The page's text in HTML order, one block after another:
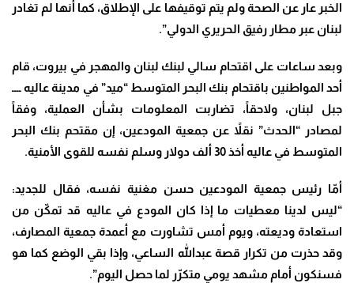
الخبر عار عن الصحة ولم يتم توقيفها على الإطلاق، كما أنها لم تغادر
لبنان عبر مطار رفيق الحريري الدولي”.
وبعد ساعات على اقتحام سالي لبنك لبنان والمهجر في بيروت، قام
أحد المواطنين باقتحام بنك البحر المتوسط “ميد” في مدينة عاليه ــــ
جبل لبنان، ولاحقاً، تضاربت المعلومات بشأن العملية، وفقاً
لمصادر “الحدث” نقلاً عن جمعية المودعين، إن مقتحم بنك البحر
المتوسط في عاليه أخذ 30 ألف دولار وسلم نفسه للقوى الأمنية.
أمّا رئيس جمعية المودعين حسن مغنية نفسه، فقال للجديد:
“ليس لدينا معطيات ما إذا كان المودع في عاليه قد تمكّن من
استعادة وديعته، ويوم أمس تشاورت مع أعمدة جمعية المصارف،
وقد حذرت من تكرار قصة عبدالله الساعي، وإذا بقي الوضع كما هو
فسنكون أمام مشهد يومي متكرّر لما حصل اليوم”.